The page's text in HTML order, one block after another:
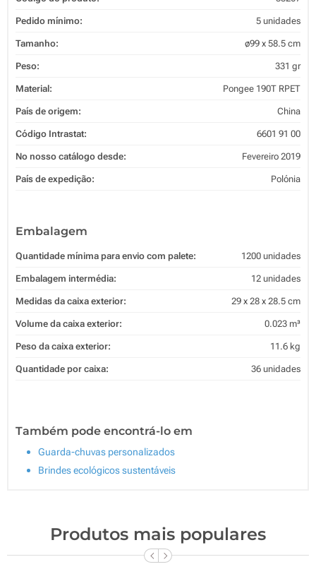
Pedido mínimo: 5 unidades
Tamanho: ø99 x 58.5 cm
Peso: 331 gr
Material: Pongee 190T RPET
País de origem: China
Código Intrastat: 6601 91 00
No nosso catálogo desde: Fevereiro 2019
País de expedição: Polónia
Embalagem
Quantidade mínima para envio com palete: 1200 unidades
Embalagem intermédia: 12 unidades
Medidas da caixa exterior: 29 x 28 x 28.5 cm
Volume da caixa exterior: 0.023 m³
Peso da caixa exterior: 11.6 kg
Quantidade por caixa: 36 unidades
Também pode encontrá-lo em
Guarda-chuvas personalizados
Brindes ecológicos sustentáveis
Produtos mais populares